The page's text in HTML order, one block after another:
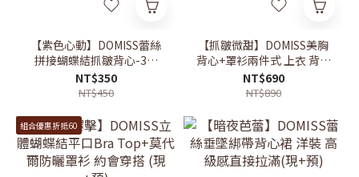
【紫色心動】DOMISS蕾絲
拼接蝴蝶結抓皺背心-3色
(現+預)
NT$350
NT$450
【抓皺微甜】DOMISS美胸
背心+罩衫兩件式 上衣 背心
+防曬外套 開衫(現+預)
NT$690
NT$890
組合優惠折抵60